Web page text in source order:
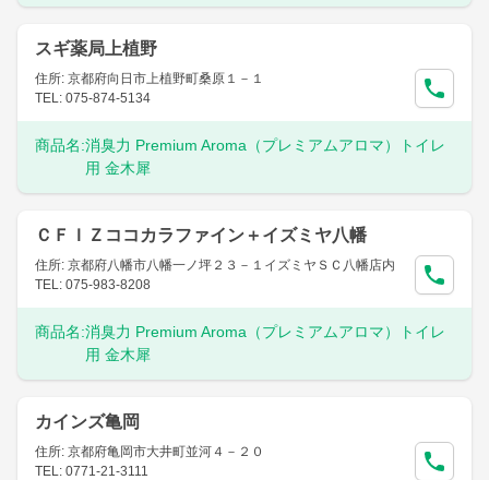
スギ薬局上植野
住所: 京都府向日市上植野町桑原１－１
TEL: 075-874-5134
商品名:消臭力 Premium Aroma（プレミアムアロマ）トイレ
用 金木犀
ＣＦＩＺココカラファイン＋イズミヤ八幡
住所: 京都府八幡市八幡一ノ坪２３－１イズミヤＳＣ八幡店内
TEL: 075-983-8208
商品名:消臭力 Premium Aroma（プレミアムアロマ）トイレ
用 金木犀
カインズ亀岡
住所: 京都府亀岡市大井町並河４－２０
TEL: 0771-21-3111